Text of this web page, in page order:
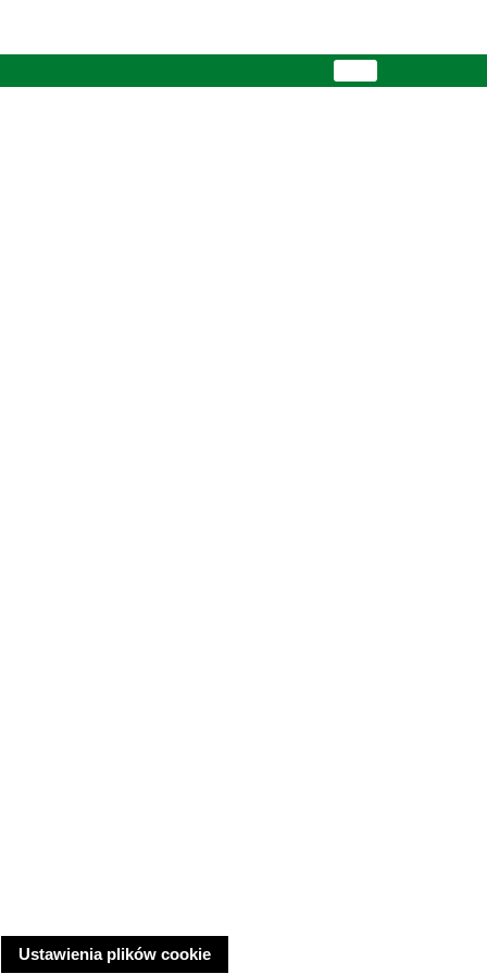
Ustawienia plików cookie